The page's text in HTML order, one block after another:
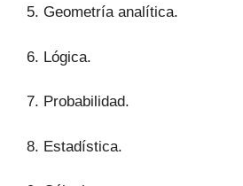
5. Geometría analítica.
6. Lógica.
7. Probabilidad.
8. Estadística.